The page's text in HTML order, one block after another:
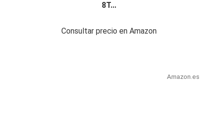
8T...
Consultar precio en Amazon
Amazon.es